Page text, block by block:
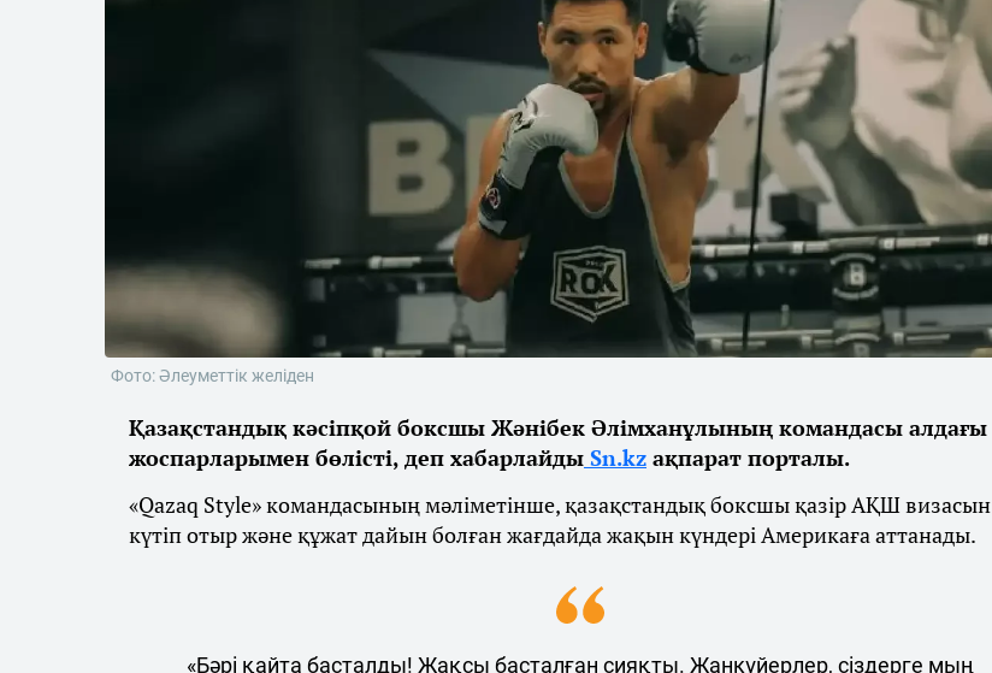
Фото: Әлеуметтік желіден
Қазақстандық кәсіпқой боксшы Жәнібек Әлімханұлының командасы алдағы
жоспарларымен бөлісті, деп хабарлайды Sn.kz ақпарат порталы.
«Qazaq Style» командасының мәліметінше, қазақстандық боксшы қазір АҚШ визасын
күтіп отыр және құжат дайын болған жағдайда жақын күндері Америкаға аттанады.
«Бәрі қайта басталды! Жақсы басталған сияқты. Жанкүйерлер, сіздерге мың